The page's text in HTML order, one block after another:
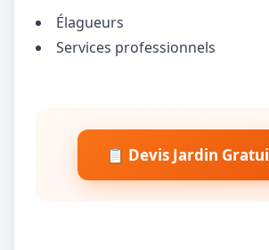
Élagueurs
Services professionnels
📋 Devis Jardin